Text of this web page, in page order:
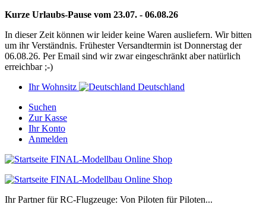
Kurze Urlaubs-Pause vom 23.07. - 06.08.26
In dieser Zeit können wir leider keine Waren ausliefern. Wir bitten
um ihr Verständnis. Frühester Versandtermin ist Donnerstag der
06.08.26. Per Email sind wir zwar eingeschränkt aber natürlich
erreichbar ;-)
Ihr Wohnsitz
Deutschland
Suchen
Zur Kasse
Ihr Konto
Anmelden
Ihr Partner für RC-Flugzeuge: Von Piloten für Piloten...